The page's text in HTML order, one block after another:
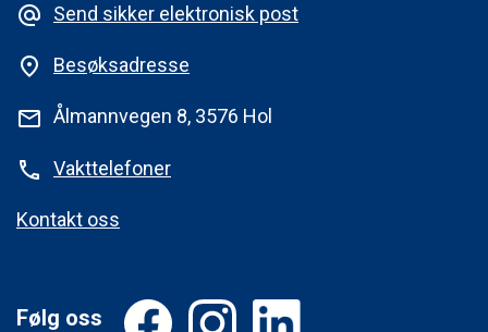
alternate_email Send sikker elektronisk post
place Besøksadresse
mail Ålmannvegen 8, 3576 Hol
phone Vakttelefoner
Kontakt oss
Følg oss